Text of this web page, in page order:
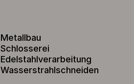
Metallbau
Schlosserei
Edelstahlverarbeitung
Wasserstrahlschneiden